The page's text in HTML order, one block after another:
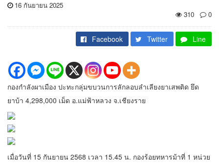
16 กันยายน 2025
310
0
Facebook Twitter Line
กองกำลังผาเมือง ปะทะกลุ่มขบวนการลักลอบลำเลียงยาเสพติด ยึด
ยาบ้า 4,298,000 เม็ด อ.แม่ฟ้าหลวง จ.เชียงราย
เมื่อวันที่ 15 กันยายน 2568 เวลา 15.45 น. กองร้อยทหารม้าที่ 1 หน่วย